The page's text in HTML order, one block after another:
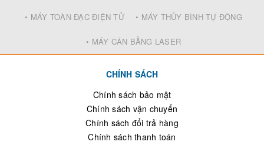
• MÁY TOÀN ĐẠC ĐIỆN TỬ • MÁY THỦY BÌNH TỰ ĐỘNG
• MÁY CÂN BẰNG LASER
CHÍNH SÁCH
Chính sách bảo mật
Chính sách vận chuyển
Chính sách đổi trả hàng
Chính sách thanh toán